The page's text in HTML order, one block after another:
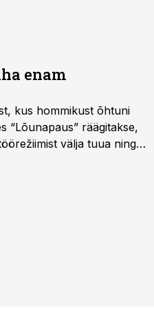
enam
kus hommikust õhtuni
“Lõunapaus” räägitakse,
välja tuua ning